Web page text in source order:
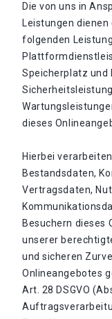
Die von uns in
Leistungen
folgenden
Speicherplatz und
dieses
Hierbei
Bestandsdaten,
Vertragsdaten,
Besuchern dieses
unserer
und sicheren
Onlineangebotes
Art. 28 DSGVO